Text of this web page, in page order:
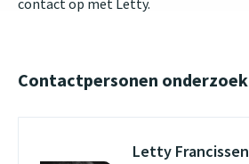
contact op met Letty.
Contactpersonen onderzoek
Letty Francissen